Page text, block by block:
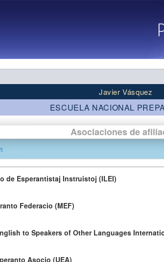
Javier Vásquez
ESCUELA NACIONAL
Asociaciones de
de Esperantistaj Instruistoj (ILEI)
Federacio (MEF)
to Speakers of Other Languages
Asocio (UEA)